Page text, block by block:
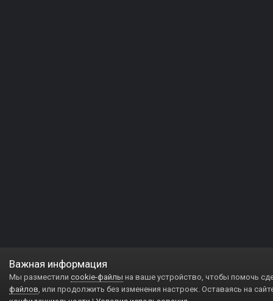
Важная информация
Мы разместили cookie-файлы на ваше устройство, чтобы помочь
файлов, или продолжить без изменения настроек. Оставаясь на